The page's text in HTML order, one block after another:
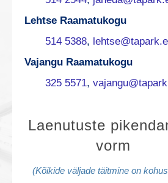
Lehtse Raamatukogu
514 5388,
Vajangu Raamatukogu
325 5571,
LLaenutuste
vorm
(Kõikide väljade täitmine on